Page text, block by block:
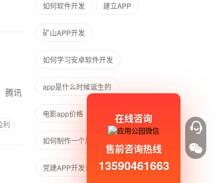
利
如何软件开发 建立APP
矿山APP开发
如何学习安卓软件开发
app是什么时候诞生的
电影app价格 可见即可得
如何制作一个属于自己的app且运营
党建APP开发计划 APP简单设计
在线咨询
售前咨询热线
13590461663